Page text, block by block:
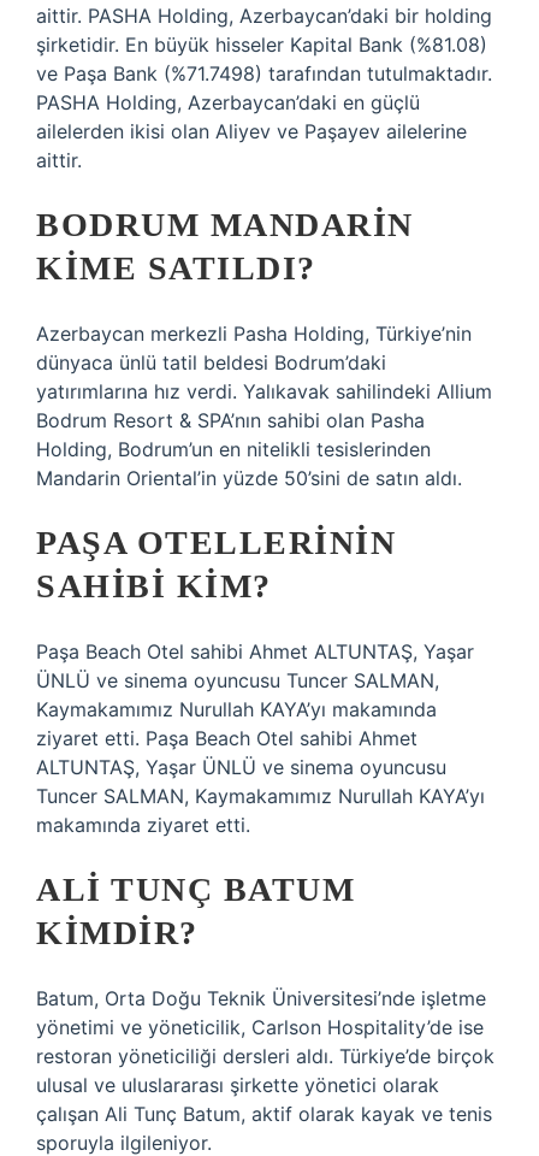
aittir. PASHA Holding, Azerbaycan’daki bir holding
şirketidir. En büyük hisseler Kapital Bank (%81.08)
ve Paşa Bank (%71.7498) tarafından tutulmaktadır.
PASHA Holding, Azerbaycan’daki en güçlü
ailelerden ikisi olan Aliyev ve Paşayev ailelerine
aittir.
BODRUM MANDARIN
KIME SATILDI?
Azerbaycan merkezli Pasha Holding, Türkiye’nin
dünyaca ünlü tatil beldesi Bodrum’daki
yatırımlarına hız verdi. Yalıkavak sahilindeki Allium
Bodrum Resort & SPA’nın sahibi olan Pasha
Holding, Bodrum’un en nitelikli tesislerinden
Mandarin Oriental’in yüzde 50’sini de satın aldı.
PAŞA OTELLERININ
SAHIBI KIM?
Paşa Beach Otel sahibi Ahmet ALTUNTAŞ, Yaşar
ÜNLÜ ve sinema oyuncusu Tuncer SALMAN,
Kaymakamımız Nurullah KAYA’yı makamında
ziyaret etti. Paşa Beach Otel sahibi Ahmet
ALTUNTAŞ, Yaşar ÜNLÜ ve sinema oyuncusu
Tuncer SALMAN, Kaymakamımız Nurullah KAYA’yı
makamında ziyaret etti.
ALI TUNÇ BATUM
KIMDIR?
Batum, Orta Doğu Teknik Üniversitesi’nde işletme
yönetimi ve yöneticilik, Carlson Hospitality’de ise
restoran yöneticiliği dersleri aldı. Türkiye’de birçok
ulusal ve uluslararası şirkette yönetici olarak
çalışan Ali Tunç Batum, aktif olarak kayak ve tenis
sporuyla ilgileniyor.